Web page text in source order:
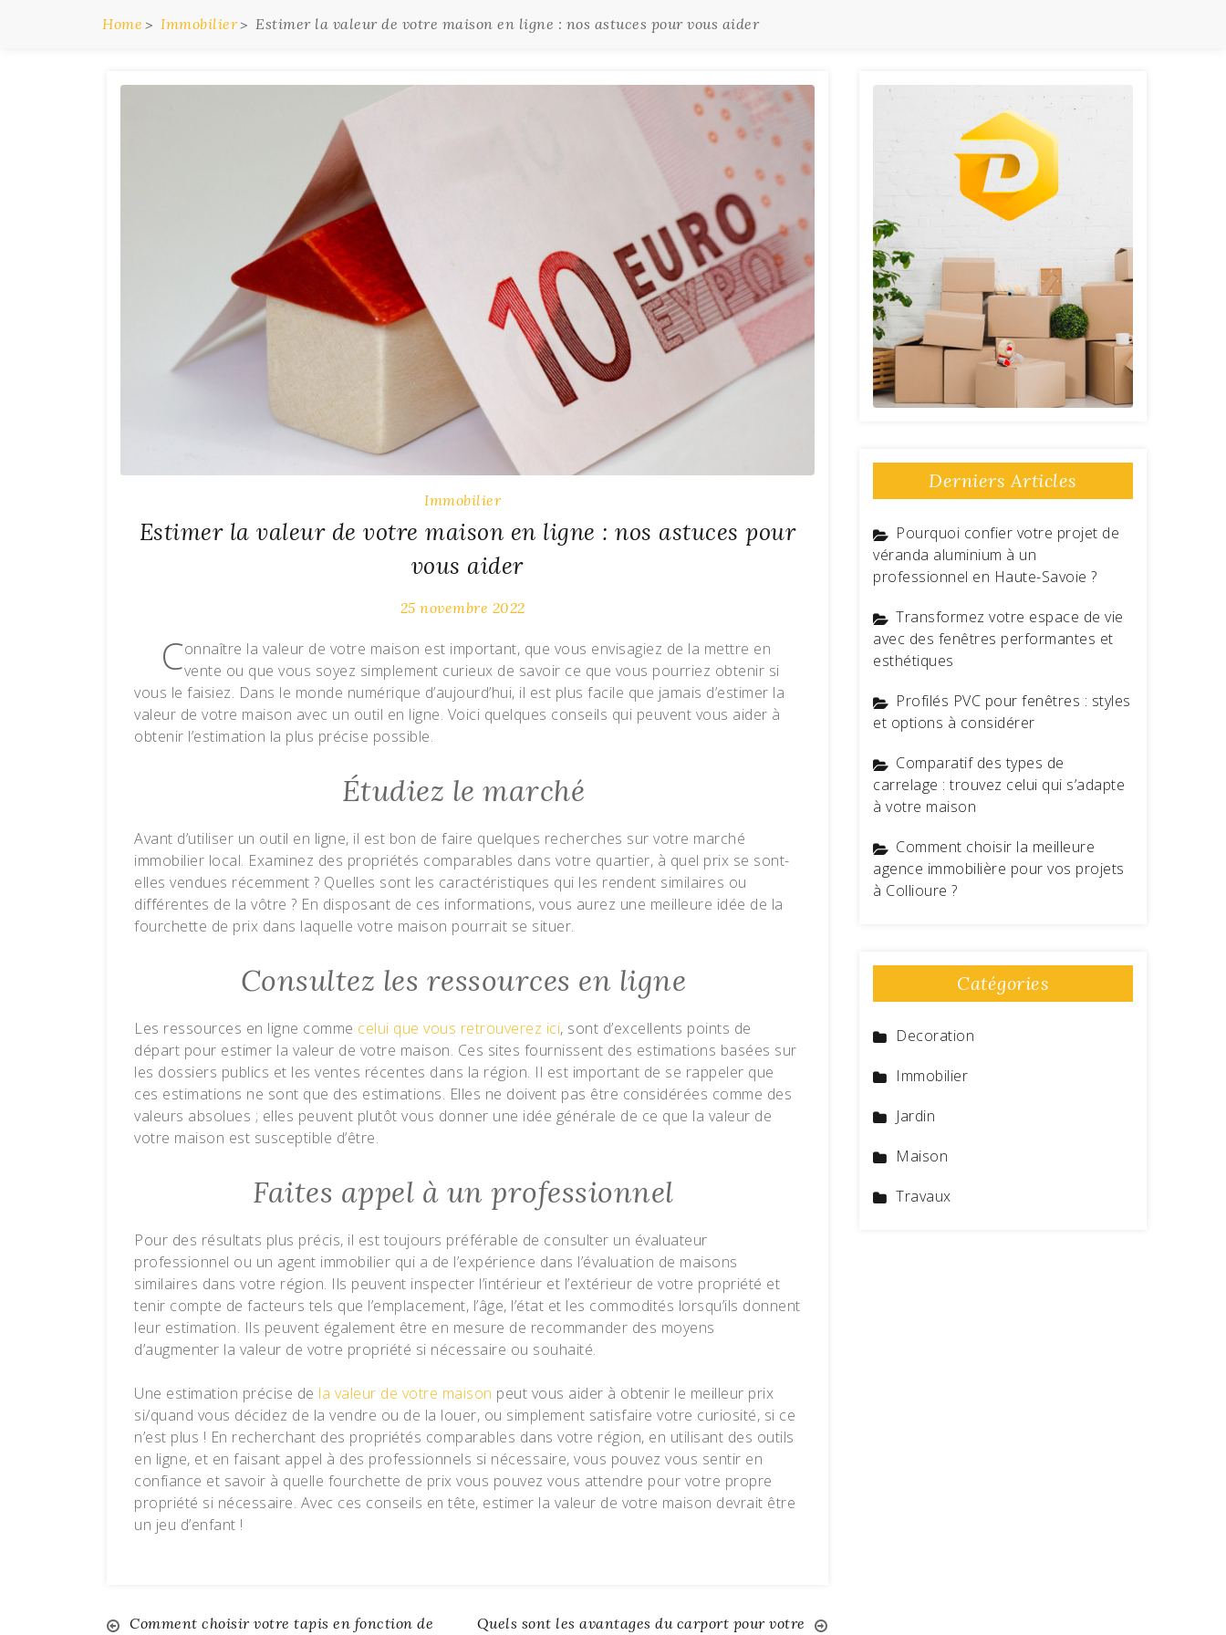
Home Immobilier Estimer la valeur de votre maison en ligne : nos astuces pour vous aider
Immobilier
Estimer la valeur de votre maison en ligne : nos astuces pour
vous aider
25 novembre 2022
Connaître la valeur de votre maison est important, que vous envisagiez de la mettre en
vente ou que vous soyez simplement curieux de savoir ce que vous pourriez obtenir si
vous le faisiez. Dans le monde numérique d’aujourd’hui, il est plus facile que jamais d’estimer la
valeur de votre maison avec un outil en ligne. Voici quelques conseils qui peuvent vous aider à
obtenir l’estimation la plus précise possible.
Étudiez le marché
Avant d’utiliser un outil en ligne, il est bon de faire quelques recherches sur votre marché
immobilier local. Examinez des propriétés comparables dans votre quartier, à quel prix se sont-
elles vendues récemment ? Quelles sont les caractéristiques qui les rendent similaires ou
différentes de la vôtre ? En disposant de ces informations, vous aurez une meilleure idée de la
fourchette de prix dans laquelle votre maison pourrait se situer.
Consultez les ressources en ligne
Les ressources en ligne comme celui que vous retrouverez ici, sont d’excellents points de
départ pour estimer la valeur de votre maison. Ces sites fournissent des estimations basées sur
les dossiers publics et les ventes récentes dans la région. Il est important de se rappeler que
ces estimations ne sont que des estimations. Elles ne doivent pas être considérées comme des
valeurs absolues ; elles peuvent plutôt vous donner une idée générale de ce que la valeur de
votre maison est susceptible d’être.
Faites appel à un professionnel
Pour des résultats plus précis, il est toujours préférable de consulter un évaluateur
professionnel ou un agent immobilier qui a de l’expérience dans l’évaluation de maisons
similaires dans votre région. Ils peuvent inspecter l’intérieur et l’extérieur de votre propriété et
tenir compte de facteurs tels que l’emplacement, l’âge, l’état et les commodités lorsqu’ils donnent
leur estimation. Ils peuvent également être en mesure de recommander des moyens
d’augmenter la valeur de votre propriété si nécessaire ou souhaité.
Une estimation précise de la valeur de votre maison peut vous aider à obtenir le meilleur prix
si/quand vous décidez de la vendre ou de la louer, ou simplement satisfaire votre curiosité, si ce
n’est plus ! En recherchant des propriétés comparables dans votre région, en utilisant des outils
en ligne, et en faisant appel à des professionnels si nécessaire, vous pouvez vous sentir en
confiance et savoir à quelle fourchette de prix vous pouvez vous attendre pour votre propre
propriété si nécessaire. Avec ces conseils en tête, estimer la valeur de votre maison devrait être
un jeu d’enfant !
Comment choisir votre tapis en fonction de Quels sont les avantages du carport pour votre
Derniers Articles
Pourquoi confier votre projet de
véranda aluminium à un
professionnel en Haute-Savoie ?
Transformez votre espace de vie
avec des fenêtres performantes et
esthétiques
Profilés PVC pour fenêtres : styles
et options à considérer
Comparatif des types de
carrelage : trouvez celui qui s’adapte
à votre maison
Comment choisir la meilleure
agence immobilière pour vos projets
à Collioure ?
Catégories
Decoration
Immobilier
Jardin
Maison
Travaux